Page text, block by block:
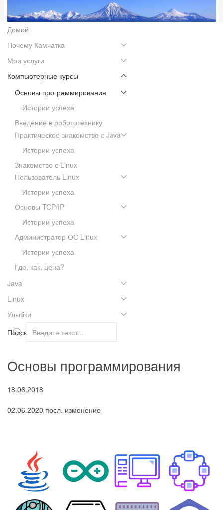
Основы программирования
18.06.2018
02.06.2020 посл. изменение
Домой
Почему Камчатка
Мои услуги
Компьютерные курсы
Основы программирования
Истории успеха
Введение в робототехнику
Практическое знакомство с Java
Истории успеха
Знакомство с Linux
Пользователь Linux
Истории успеха
Основы TCP/IP
Истории успеха
Администратор ОС Linux
Истории успеха
Где, как, цена?
Java
Linux
Улыбки
Поиск